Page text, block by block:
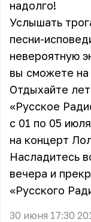
надолго!
Услышать
песни-
невероятную
вы сможете
Отдыхайте
«Русское
с 01 по 05
на концерт
Насладитесь
вечера и
«Русского
30 июня 17:30